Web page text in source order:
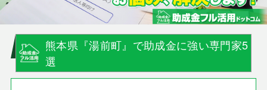
熊本県『湯前町』で助成金に強い専門家5
選